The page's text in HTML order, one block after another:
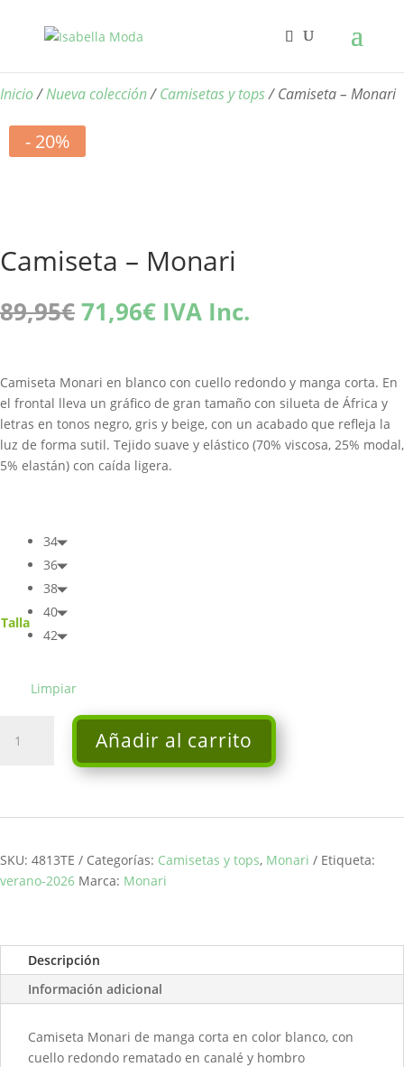
Inicio/Nueva colección/Camisetas y tops/ Camiseta – Monari
- 20%
Camiseta – Monari
89,95€El
precio
era:
89,95€.
71,96€El
precio
es:
71,96€.
IVA Inc.
Camiseta Monari en blanco con cuello redondo y manga corta. En
el frontal lleva un gráfico de gran tamaño con silueta de África y
letras en tonos negro, gris y beige, con un acabado que refleja la
luz de forma sutil. Tejido suave y elástico (70% viscosa, 25% modal,
5% elastán) con caída ligera.
Talla
34
36
38
40
42
Limpiar
Añadir al carrito
SKU: 4813TE Categorías: Camisetas y tops, Monari
Etiqueta:
verano-2026 Marca: Monari
Descripción
Información adicional
Camiseta Monari de manga corta en color blanco, con
cuello redondo rematado en canalé y hombro